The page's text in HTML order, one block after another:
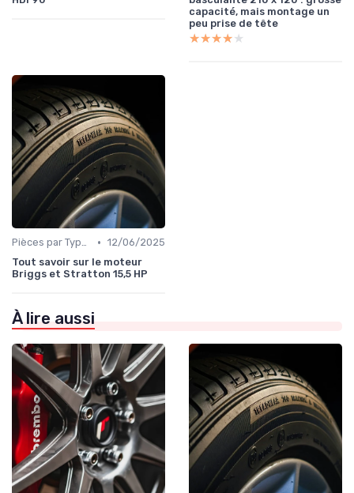
capacité, mais montage un
peu prise de tête
★★★★★
★★★★★
Pièces par Type (Freins, Moteur, etc.) • 12/06/2025
Tout savoir sur le moteur
Briggs et Stratton 15,5 HP
À lire aussi